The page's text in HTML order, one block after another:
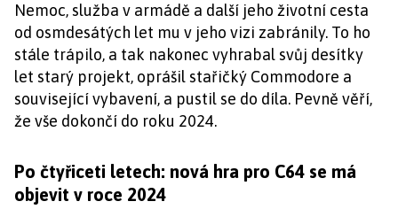
Nemoc, služba v armádě a další jeho životní cesta
od osmdesátých let mu v jeho vizi zabránily. To ho
stále trápilo, a tak nakonec vyhrabal svůj desítky
let starý projekt, oprášil stařičký Commodore a
související vybavení, a pustil se do díla. Pevně věří,
že vše dokončí do roku 2024.
Po čtyřiceti letech: nová hra pro C64 se má
objevit v roce 2024